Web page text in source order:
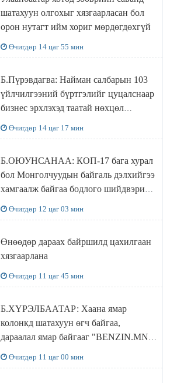
шатахуун олгохыг хязгаарласан бол
орон нутагт ийм хориг мөрдөгдөхгүй
Өчигдөр 14 цаг 55 мин
Б.Пүрэвдагва: Найман салбарын 103
үйлчилгээний бүртгэлийг цуцалснаар
бизнес эрхлэхэд таатай нөхцөл
Өчигдөр 14 цаг 17 мин
Б.ОЮУНСАНАА: КОП-17 бага хурал
бол Монголчуудын байгаль дэлхийгээ
хамгаалж байгаа бодлого шийдвэрийг
Өчигдөр 12 цаг 03 мин
Өнөөдөр дараах байршилд цахилгаан
хязгаарлана
Өчигдөр 11 цаг 45 мин
Б.ХҮРЭЛБААТАР: Хаана ямар
колонкд шатахуун өгч байгаа,
дараалал ямар байгааг "BENZIN.MN”
Өчигдөр 11 цаг 00 мин